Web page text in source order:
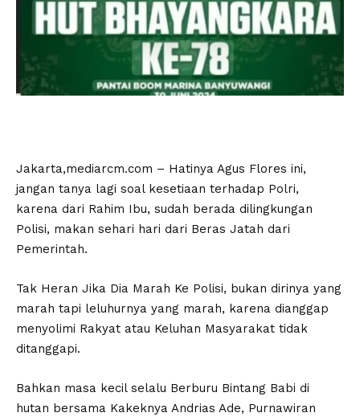
Jakarta,mediarcm.com – Hatinya Agus Flores ini,
jangan tanya lagi soal kesetiaan terhadap Polri,
karena dari Rahim Ibu, sudah berada dilingkungan
Polisi, makan sehari hari dari Beras Jatah dari
Pemerintah.
Tak Heran Jika Dia Marah Ke Polisi, bukan dirinya yang
marah tapi leluhurnya yang marah, karena dianggap
menyolimi Rakyat atau Keluhan Masyarakat tidak
ditanggapi.
Bahkan masa kecil selalu Berburu Bintang Babi di
hutan bersama Kakeknya Andrias Ade, Purnawiran